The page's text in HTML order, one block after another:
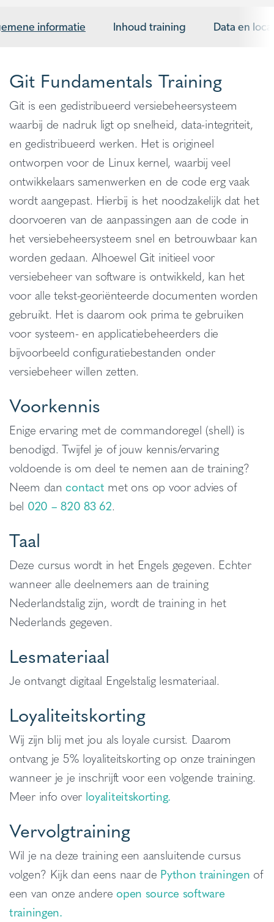
informatie Inhoud training Data en
Git Fundamentals Training
Git is een gedistribueerd versiebeheersysteem
waarbij de nadruk ligt op snelheid, data-integriteit,
en gedistribueerd werken. Het is origineel
ontworpen voor de Linux kernel, waarbij veel
ontwikkelaars samenwerken en de code erg vaak
wordt aangepast. Hierbij is het noodzakelijk dat het
doorvoeren van de aanpassingen aan de code in
het versiebeheersysteem snel en betrouwbaar kan
worden gedaan. Alhoewel Git initieel voor
versiebeheer van software is ontwikkeld, kan het
voor alle tekst-georiënteerde documenten worden
gebruikt. Het is daarom ook prima te gebruiken
voor systeem- en applicatiebeheerders die
bijvoorbeeld configuratiebestanden onder
versiebeheer willen zetten.
Voorkennis
Enige ervaring met de commandoregel (shell) is
benodigd. Twijfel je of jouw kennis/ervaring
voldoende is om deel te nemen aan de training?
Neem dancontact met ons op voor advies of
bel 020 – 820 83 62.
Taal
Deze cursus wordt in het Engels gegeven. Echter
wanneer alle deelnemers aan de training
Nederlandstalig zijn, wordt de training in het
Nederlands gegeven.
Lesmateriaal
Je ontvangt digitaal Engelstalig lesmateriaal.
Loyaliteitskorting
Wij zijn blij met jou als loyale cursist. Daarom
ontvang je 5% loyaliteitskorting op onze trainingen
wanneer je je inschrijft voor een volgende training.
Meer info over loyaliteitskorting.
Vervolgtraining
Wil je na deze training een aansluitende cursus
volgen? Kijk dan eens naar de Python trainingen of
een van onze andereopen source software
trainingen.